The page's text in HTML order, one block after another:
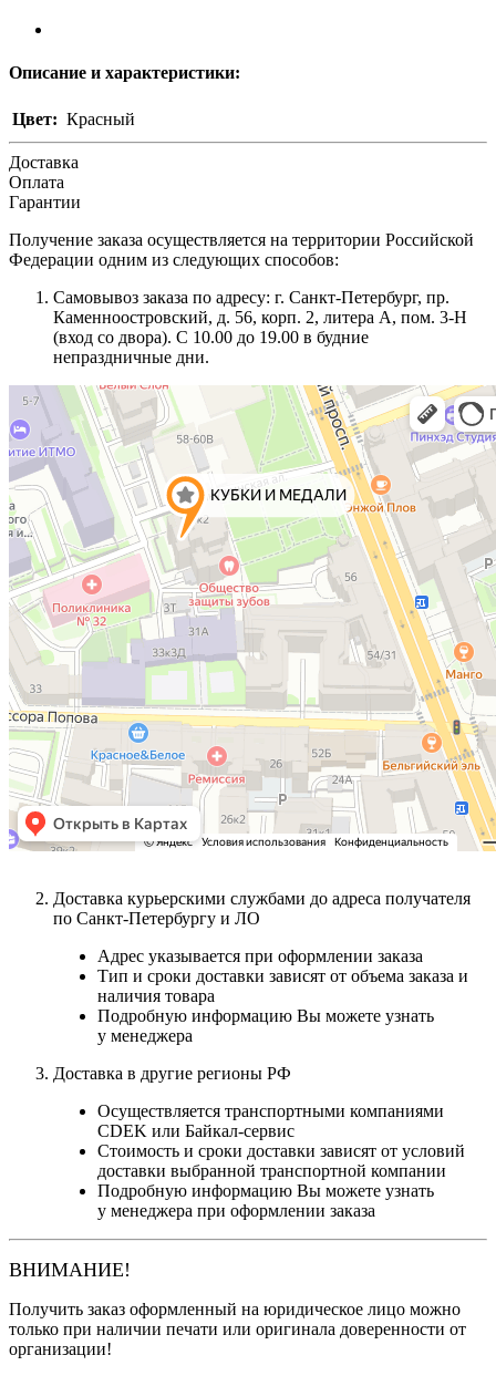
Описание и характеристики:
Цвет: Красный
Доставка
Оплата
Гарантии
Получение заказа осуществляется на территории Российской
Федерации одним из следующих способов:
Самовывоз заказа по адресу: г. Санкт-Петербург, пр.
Каменноостровский, д. 56, корп. 2, литера А, пом. 3-Н
(вход со двора). С 10.00 до 19.00 в будние
непраздничные дни.
Доставка курьерскими службами до адреса получателя
по Санкт-Петербургу и ЛО
Адрес указывается при оформлении заказа
Тип и сроки доставки зависят от объема заказа и
наличия товара
Подробную информацию Вы можете узнать
у менеджера
Доставка в другие регионы РФ
Осуществляется транспортными компаниями
CDEK или Байкал-сервис
Стоимость и сроки доставки зависят от условий
доставки выбранной транспортной компании
Подробную информацию Вы можете узнать
у менеджера при оформлении заказа
ВНИМАНИЕ!
Получить заказ оформленный на юридическое лицо можно
только при наличии печати или оригинала доверенности от
организации!